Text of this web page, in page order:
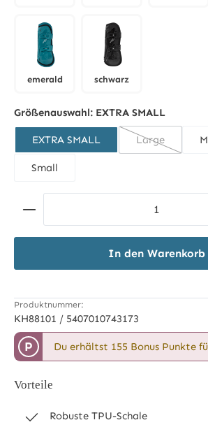
emerald schwarz
Größenauswahl: EXTRA SMALL
EXTRA SMALL Large
(Diese
Small
Produkt Anzahl: Gib den
In den Warenkorb
Produktnummer:
KH88101 / 5407010743173
P Du erhältst 155 Bonus Punkte
Vorteile
Robuste TPU-Schale